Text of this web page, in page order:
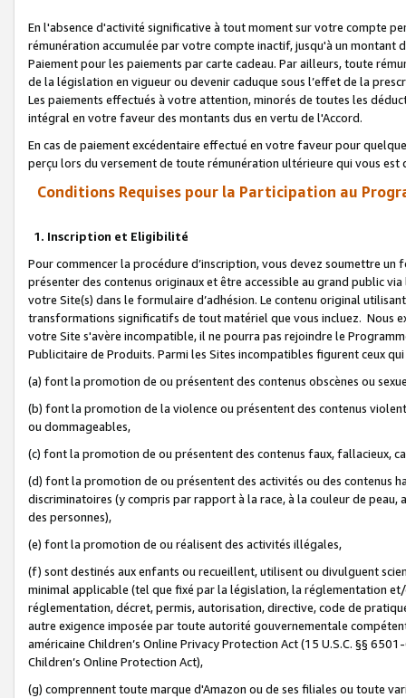
En l'absence d'activité significative à tout moment sur votre compte
rémunération accumulée par votre compte inactif, jusqu'à un montant
Paiement pour les paiements par carte cadeau. Par ailleurs, toute
de la législation en vigueur ou devenir caduque sous l’effet de la
Les paiements effectués à votre attention, minorés de toutes les
intégral en votre faveur des montants dus en vertu de l'Accord.
En cas de paiement excédentaire effectué en votre faveur pour
perçu lors du versement de toute rémunération ultérieure qui vous est
Conditions Requises pour la Participation au
1. Inscription et Eligibilité
Pour commencer la procédure d’inscription, vous devez soumettre
présenter des contenus originaux et être accessible au grand public
votre Site(s) dans le formulaire d’adhésion. Le contenu original
transformations significatifs de tout matériel que vous incluez. Nous
votre Site s'avère incompatible, il ne pourra pas rejoindre le
Publicitaire de Produits. Parmi les Sites incompatibles figurent ceux
(a) font la promotion de ou présentent des contenus obscènes ou
(b) font la promotion de la violence ou présentent des contenus
ou dommageables,
(c) font la promotion de ou présentent des contenus faux, fallacieux,
(d) font la promotion de ou présentent des activités ou des contenus
discriminatoires (y compris par rapport à la race, à la couleur de
des personnes),
(e) font la promotion de ou réalisent des activités illégales,
(f) sont destinés aux enfants ou recueillent, utilisent ou divulguent
minimal applicable (tel que fixé par la législation, la réglementation
réglementation, décret, permis, autorisation, directive, code de
autre exigence imposée par toute autorité gouvernementale
américaine Children’s Online Privacy Protection Act (15 U.S.C. §§
Children’s Online Protection Act),
(g) comprennent toute marque d'Amazon ou de ses filiales ou toute